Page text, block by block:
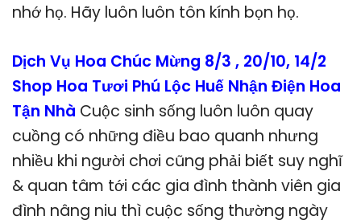
nhớ họ. Hãy luôn luôn tôn kính bọn họ.
Dịch Vụ Hoa Chúc Mừng 8/3 , 20/10, 14/2
Shop Hoa Tươi Phú Lộc Huế Nhận Điện Hoa
Tận Nhà Cuộc sinh sống luôn luôn quay
cuồng có những điều bao quanh nhưng
nhiều khi người chơi cũng phải biết suy nghĩ
& quan tâm tới các gia đình thành viên gia
đình nâng niu thì cuộc sống thường ngày